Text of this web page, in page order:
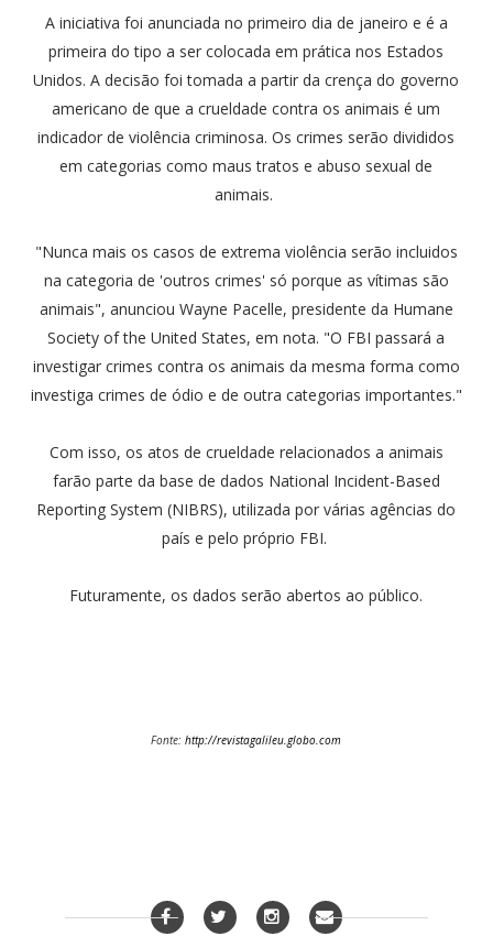
A iniciativa foi anunciada no primeiro dia de janeiro e é a
primeira do tipo a ser colocada em prática nos Estados
Unidos. A decisão foi tomada a partir da crença do governo
americano de que a crueldade contra os animais é um
indicador de violência criminosa. Os crimes serão divididos
em categorias como maus tratos e abuso sexual de
animais.
"Nunca mais os casos de extrema violência serão incluidos
na categoria de 'outros crimes' só porque as vítimas são
animais", anunciou Wayne Pacelle, presidente da Humane
Society of the United States, em nota. "O FBI passará a
investigar crimes contra os animais da mesma forma como
investiga crimes de ódio e de outra categorias importantes."
Com isso, os atos de crueldade relacionados a animais
farão parte da base de dados National Incident-Based
Reporting System (NIBRS), utilizada por várias agências do
país e pelo próprio FBI.
Futuramente, os dados serão abertos ao público.
Fonte:http://revistagalileu.globo.com